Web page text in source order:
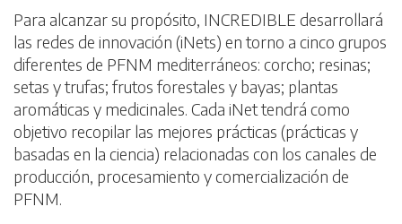
Para alcanzar su propósito, INCREDIBLE desarrollará
las redes de innovación (iNets) en torno a cinco grupos
diferentes de PFNM mediterráneos: corcho; resinas;
setas y trufas; frutos forestales y bayas; plantas
aromáticas y medicinales. Cada iNet tendrá como
objetivo recopilar las mejores prácticas (prácticas y
basadas en la ciencia) relacionadas con los canales de
producción, procesamiento y comercialización de
PFNM.